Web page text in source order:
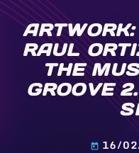
RAUL
THE
GROOVE
today 16/